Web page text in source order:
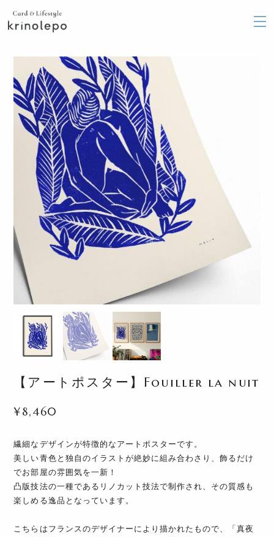
【アートポスター】Fouiller la nuit
¥8,460
繊細なデザインが特徴的なアートポスターです。
美しい青色と独自のイラストが絶妙に組み合わさり、飾るだけ
でお部屋の雰囲気を一新！
凸版技法の一種であるリノカット技法で制作され、その質感も
楽しめる逸品となっています。
こちらはフランスのデザイナーにより描かれたもので、「真夜